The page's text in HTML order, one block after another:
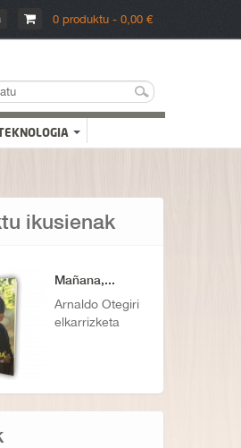
0 produktu - 0,00 €
ikusienak
Mañana,...
Arnaldo Otegiri
elkarrizketa